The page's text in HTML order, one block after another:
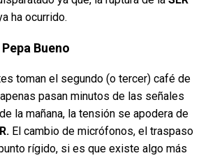
ha ocurrido.
Bueno
toman el segundo (o tercer) café de
pasan minutos de las señales
la mañana, la tensión se apodera de
El cambio de micrófonos, el traspaso
rígido, si es que existe algo más